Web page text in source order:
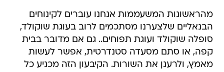
מהראשונות המשעממות אנחנו עוברים לקינוחים
הבנאליים שלצערנו מסתכמים לרוב בעוגת שוקולד,
סופלה שוקולד ועוגת תפוחים.. גם אם מדובר בבית
קפה, או סתם מסעדה סטנדרטית, אפשר לעשות
מאמץ, ולרענן את השורות. הקיבעון הזה מכניע כל